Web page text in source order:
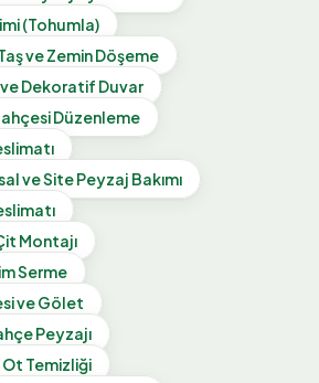
(Tohumla)
ve Zemin Döşeme
Dekoratif Duvar
Düzenleme
ve Site Peyzaj Bakımı
Montajı
Serme
ve Gölet
Peyzajı
Temizliği